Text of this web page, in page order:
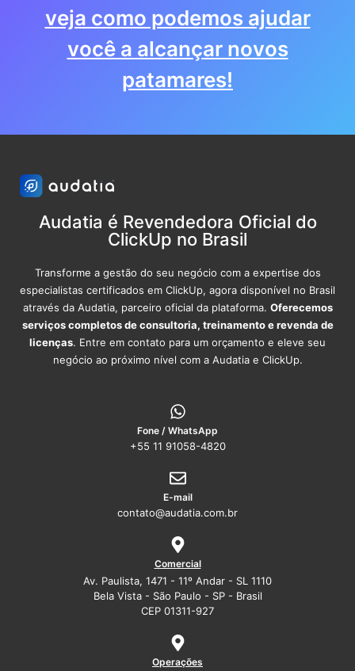
veja como podemos ajudar
você a alcançar novos
patamares!
Audatia é Revendedora Oficial do
ClickUp no Brasil
Transforme a gestão do seu negócio com a expertise dos
especialistas certificados em ClickUp, agora disponível no Brasil
através da Audatia, parceiro oficial da plataforma. Oferecemos
serviços completos de consultoria, treinamento e revenda de
licenças. Entre em contato para um orçamento e eleve seu
negócio ao próximo nível com a Audatia e ClickUp.
Fone / WhatsApp
+55 11 91058-4820
E-mail
contato@audatia.com.br
Comercial
Av. Paulista, 1471 - 11º Andar - SL 1110
Bela Vista - São Paulo - SP - Brasil
CEP 01311-927
Operações